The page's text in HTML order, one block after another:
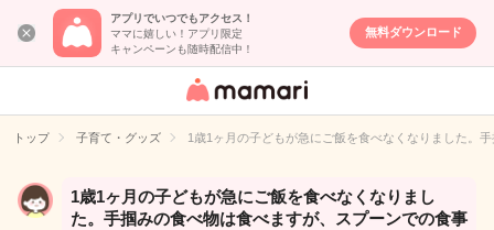
アプリでいつでもアクセス！
ママに嬉しい！アプリ限定
キャンペーンも随時配信中！
無料ダウンロード
女性専用匿名QA
イト
トップ 子育て・グッズ 1歳1ヶ月の子どもが急にご飯を食べなくなりました。
1歳1ヶ月の子どもが急にご飯を食べなくなりまし
た。手掴みの食べ物は食べますが、スプーンでの食事